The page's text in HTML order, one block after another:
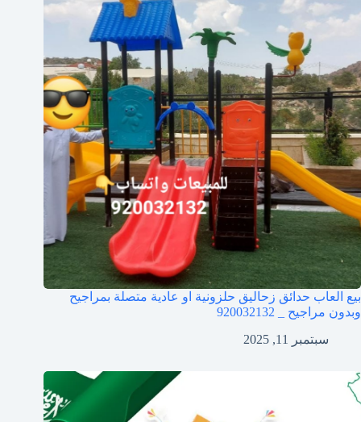
بيع العاب حدائق زحاليق حلزونية او عادية متصلة بمراجيح
وبدون مراجيح _ 920032132
سبتمبر 11, 2025